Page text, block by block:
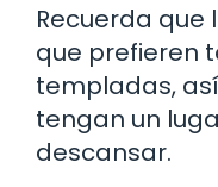
Recuerda que
que prefieren
templadas,
tengan un
descansar.